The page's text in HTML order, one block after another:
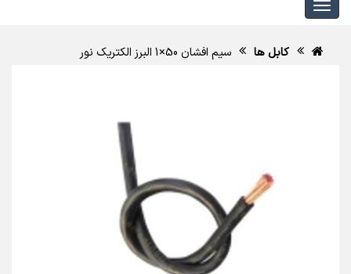
کابل ها سیم افشان 50×1 البرز الکتریک نور